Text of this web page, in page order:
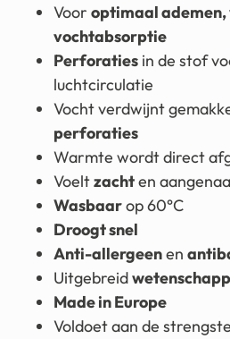
Voor optimaal
vochtabsorptie
Perforaties in de stof
luchtcirculatie
Vocht verdwijnt
perforaties
Warmte wordt direct
Voeltzachten
Wasbaarop 60°C
Droogt snel
Anti-allergeenen
Uitgebreid
Made in Europe
Voldoet aan de